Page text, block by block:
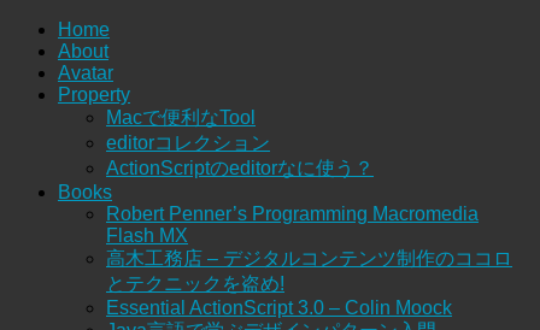
Home
About
Avatar
Property
Macで便利なTool
editorコレクション
ActionScriptのeditorなに使う？
Books
Robert Penner’s Programming Macromedia
Flash MX
高木工務店 – デジタルコンテンツ制作のココロ
とテクニックを盗め!
Essential ActionScript 3.0 – Colin Moock